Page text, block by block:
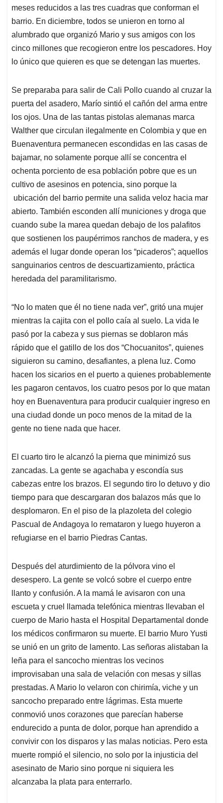
meses reducidos a las tres cuadras que conforman el
barrio. En diciembre, todos se unieron en torno al
alumbrado que organizó Mario y sus amigos con los
cinco millones que recogieron entre los pescadores. Hoy
lo único que quieren es que se detengan las muertes.
Se preparaba para salir de Cali Pollo cuando al cruzar la
puerta del asadero, Marío sintió el cañón del arma entre
los ojos. Una de las tantas pistolas alemanas marca
Walther que circulan ilegalmente en Colombia y que en
Buenaventura permanecen escondidas en las casas de
bajamar, no solamente porque allí se concentra el
ochenta porciento de esa población pobre que es un
cultivo de asesinos en potencia, sino porque la
ubicación del barrio permite una salida veloz hacia mar
abierto. También esconden allí municiones y droga que
cuando sube la marea quedan debajo de los palafitos
que sostienen los paupérrimos ranchos de madera, y es
además el lugar donde operan los “picaderos”; aquellos
sanguinarios centros de descuartizamiento, práctica
heredada del paramilitarismo.
“No lo maten que él no tiene nada ver”, gritó una mujer
mientras la cajita con el pollo caía al suelo. La vida le
pasó por la cabeza y sus piernas se doblaron más
rápido que el gatillo de los dos “Chocuanitos”, quienes
siguieron su camino, desafiantes, a plena luz. Como
hacen los sicarios en el puerto a quienes probablemente
les pagaron centavos, los cuatro pesos por lo que matan
hoy en Buenaventura para producir cualquier ingreso en
una ciudad donde un poco menos de la mitad de la
gente no tiene nada que hacer.
El cuarto tiro le alcanzó la pierna que minimizó sus
zancadas. La gente se agachaba y escondía sus
cabezas entre los brazos. El segundo tiro lo detuvo y dio
tiempo para que descargaran dos balazos más que lo
desplomaron. En el piso de la plazoleta del colegio
Pascual de Andagoya lo remataron y luego huyeron a
refugiarse en el barrio Piedras Cantas.
Después del aturdimiento de la pólvora vino el
desespero. La gente se volcó sobre el cuerpo entre
llanto y confusión. A la mamá le avisaron con una
escueta y cruel llamada telefónica mientras llevaban el
cuerpo de Mario hasta el Hospital Departamental donde
los médicos confirmaron su muerte. El barrio Muro Yusti
se unió en un grito de lamento. Las señoras alistaban la
leña para el sancocho mientras los vecinos
improvisaban una sala de velación con mesas y sillas
prestadas. A Mario lo velaron con chirimía, viche y un
sancocho preparado entre lágrimas. Esta muerte
conmovió unos corazones que parecían haberse
endurecido a punta de dolor, porque han aprendido a
convivir con los disparos y las malas noticias. Pero esta
muerte rompió el silencio, no solo por la injusticia del
asesinato de Mario sino porque ni siquiera les
alcanzaba la plata para enterrarlo.